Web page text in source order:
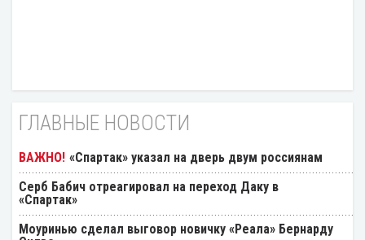
ГЛАВНЫЕ НОВОСТИ
«Спартак» указал на дверь двум россиянам
Серб Бабич отреагировал на переход Даку в
«Спартак»
Моуринью сделал выговор новичку «Реала» Бернарду